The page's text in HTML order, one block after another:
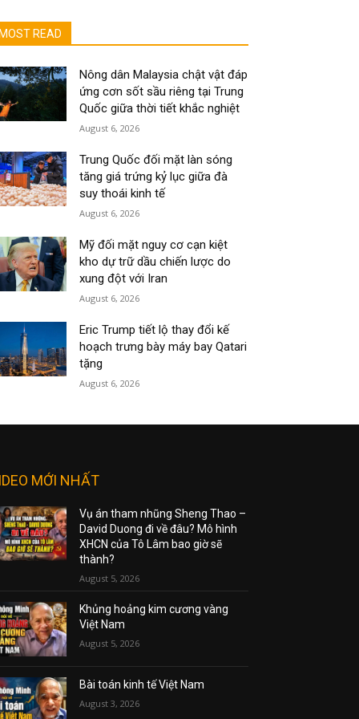
MOST READ
Nông dân Malaysia chật vật đáp
ứng cơn sốt sầu riêng tại Trung
Quốc giữa thời tiết khắc nghiệt
August 6, 2026
Trung Quốc đối mặt làn sóng
tăng giá trứng kỷ lục giữa đà
suy thoái kinh tế
August 6, 2026
Mỹ đối mặt nguy cơ cạn kiệt
kho dự trữ dầu chiến lược do
xung đột với Iran
August 6, 2026
Eric Trump tiết lộ thay đổi kế
hoạch trưng bày máy bay Qatari
tặng
August 6, 2026
MỚI NHẤT
Vụ án tham nhũng Sheng Thao –
David Duong đi về đâu? Mô hình
XHCN của Tô Lâm bao giờ sẽ
thành?
August 5, 2026
Khủng hoảng kim cương vàng
Việt Nam
August 5, 2026
Bài toán kinh tế Việt Nam
August 3, 2026